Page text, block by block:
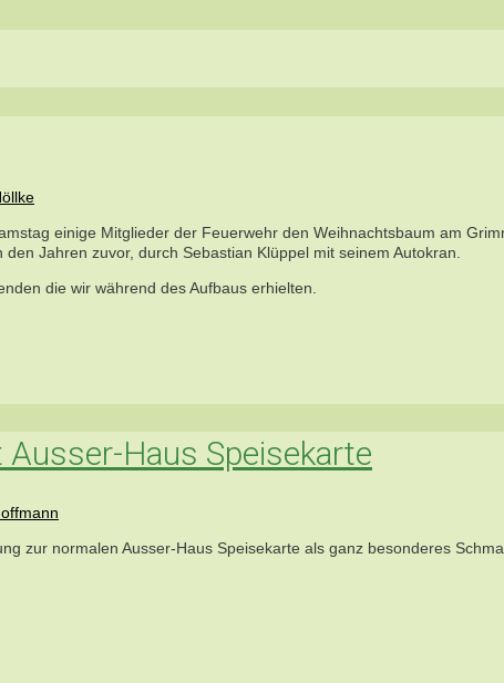
einige Mitglieder der Feuerwehr den Weihnachtsbaum am
Jahren zuvor, durch Sebastian Klüppel mit seinem Autokran.
die wir während des Aufbaus erhielten.
Haus Speisekarte
zur normalen Ausser-Haus Speisekarte als ganz besonderes